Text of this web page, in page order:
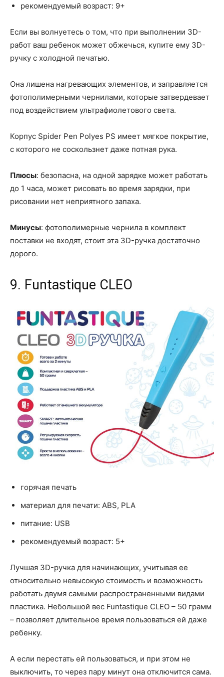
рекомендуемый возраст: 9+
Если вы волнуетесь о том, что при выполнении 3D-
работ ваш ребенок может обжечься, купите ему 3D-
ручку с холодной печатью.
Она лишена нагревающих элементов, и заправляется
фотополимерными чернилами, которые затвердевает
под воздействием ультрафиолетового света.
Корпус Spider Pen Polyes PS имеет мягкое покрытие,
с которого не соскользнет даже потная рука.
Плюсы: безопасна, на одной зарядке может работать
до 1 часа, может рисовать во время зарядки, при
рисовании нет неприятного запаха.
Минусы: фотополимерные чернила в комплект
поставки не входят, стоит эта 3D-ручка достаточно
дорого.
9. Funtastique CLEO
горячая печать
материал для печати: ABS, PLA
питание: USB
рекомендуемый возраст: 5+
Лучшая 3D-ручка для начинающих, учитывая ее
относительно невысокую стоимость и возможность
работать двумя самыми распространенными видами
пластика. Небольшой вес Funtastique CLEO – 50 грамм
– позволяет длительное время пользоваться ей даже
ребенку.
А если перестать ей пользоваться, и при этом не
выключить, то через пару минут она отключится сама.